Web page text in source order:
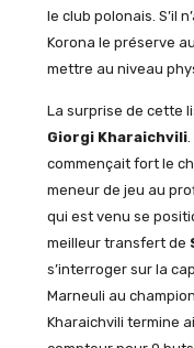
le club polonais. S’il
Korona le préserve
mettre au niveau
La surprise de cette
Giorgi Kharaichvili.
commençait fort le
meneur de jeu au
qui est venu se
meilleur transfert de
s’interroger sur la
Marneuli au
Kharaichvili termine